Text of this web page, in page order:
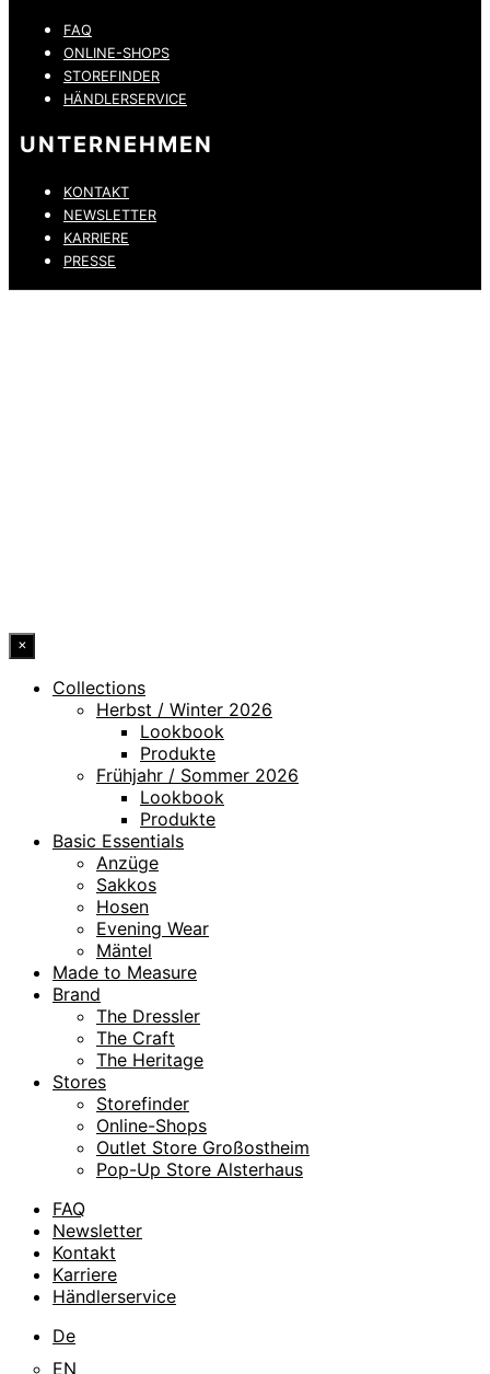
FAQ
ONLINE-SHOPS
STOREFINDER
HÄNDLERSERVICE
UNTERNEHMEN
KONTAKT
NEWSLETTER
KARRIERE
PRESSE
×
Collections
Herbst / Winter 2026
Lookbook
Produkte
Frühjahr / Sommer 2026
Lookbook
Produkte
Basic Essentials
Anzüge
Sakkos
Hosen
Evening Wear
Mäntel
Made to Measure
Brand
The Dressler
The Craft
The Heritage
Stores
Storefinder
Online-Shops
Outlet Store Großostheim
Pop-Up Store Alsterhaus
FAQ
Newsletter
Kontakt
Karriere
Händlerservice
De
EN